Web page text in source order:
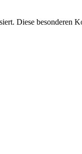
Diese